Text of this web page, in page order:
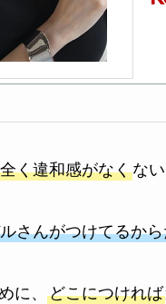
全く違和感がなくな
さんがつけてるか
に、 どこにつければ